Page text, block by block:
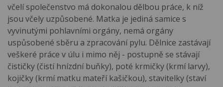
včelí společenstvo má dokonalou dělbou práce, k níž
jsou včely uzpůsobené. Matka je jediná samice s
vyvinutými pohlavními orgány, nemá orgány
uspůsobené sběru a zpracování pylu. Dělnice zastávají
veškeré práce v úlu i mimo něj - postupně se stávají
čističky (čistí hnízdní buňky), poté krmičky (krmí larvy),
kojičky (krmí matku mateří kašičkou), stavitelky (staví